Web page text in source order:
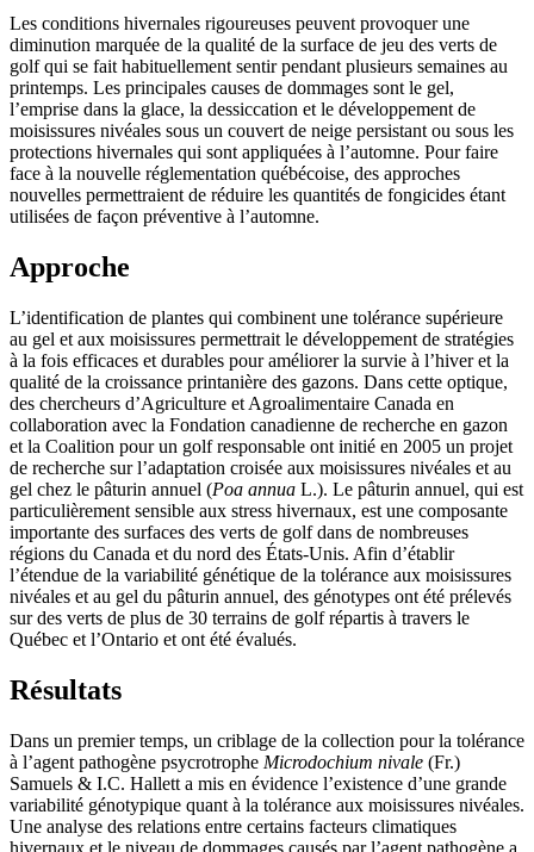
Les conditions hivernales rigoureuses peuvent provoquer une
diminution marquée de la qualité de la surface de jeu des verts de
golf qui se fait habituellement sentir pendant plusieurs semaines au
printemps. Les principales causes de dommages sont le gel,
l’emprise dans la glace, la dessiccation et le développement de
moisissures nivéales sous un couvert de neige persistant ou sous les
protections hivernales qui sont appliquées à l’automne. Pour faire
face à la nouvelle réglementation québécoise, des approches
nouvelles permettraient de réduire les quantités de fongicides étant
utilisées de façon préventive à l’automne.
Approche
L’identification de plantes qui combinent une tolérance supérieure
au gel et aux moisissures permettrait le développement de stratégies
à la fois efficaces et durables pour améliorer la survie à l’hiver et la
qualité de la croissance printanière des gazons. Dans cette optique,
des chercheurs d’Agriculture et Agroalimentaire Canada en
collaboration avec la Fondation canadienne de recherche en gazon
et la Coalition pour un golf responsable ont initié en 2005 un projet
de recherche sur l’adaptation croisée aux moisissures nivéales et au
gel chez le pâturin annuel (Poa annua L.). Le pâturin annuel, qui est
particulièrement sensible aux stress hivernaux, est une composante
importante des surfaces des verts de golf dans de nombreuses
régions du Canada et du nord des États-Unis. Afin d’établir
l’étendue de la variabilité génétique de la tolérance aux moisissures
nivéales et au gel du pâturin annuel, des génotypes ont été prélevés
sur des verts de plus de 30 terrains de golf répartis à travers le
Québec et l’Ontario et ont été évalués.
Résultats
Dans un premier temps, un criblage de la collection pour la tolérance
à l’agent pathogène psycrotrophe Microdochium nivale (Fr.)
Samuels & I.C. Hallett a mis en évidence l’existence d’une grande
variabilité génotypique quant à la tolérance aux moisissures nivéales.
Une analyse des relations entre certains facteurs climatiques
hivernaux et le niveau de dommages causés par l’agent pathogène a